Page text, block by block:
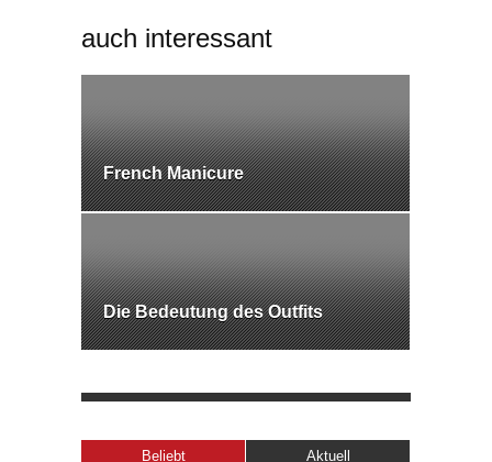
auch interessant
French Manicure
Die Bedeutung des Outfits
Beliebt Aktuell